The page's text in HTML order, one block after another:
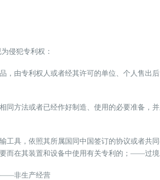
侵犯专利权：
，由专利权人或者经其许可的单位、个人售出后
同方法或者已经作好制造、使用的必要准备，
工具，依照其所属国同中国签订的协议或者共
而在其装置和设备中使用有关专利的；——过境
——非生产经营